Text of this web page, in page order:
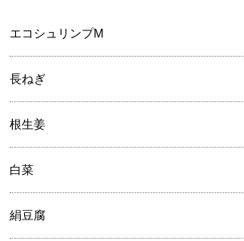
エコシュリンプM
長ねぎ
根生姜
白菜
絹豆腐